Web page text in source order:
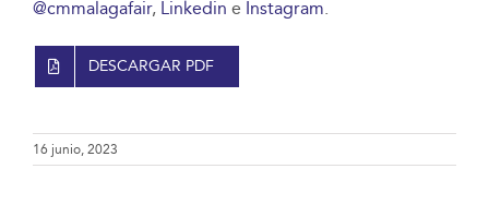
@cmmalagafair, Linkedin e Instagram.
DESCARGAR PDF
16 junio, 2023